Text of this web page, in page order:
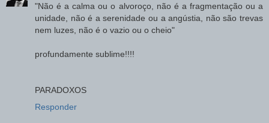
"Não é a calma ou o alvoroço, não é a fragmentação ou a
unidade, não é a serenidade ou a angústia, não são trevas
nem luzes, não é o vazio ou o cheio"
profundamente sublime!!!!
PARADOXOS
Responder